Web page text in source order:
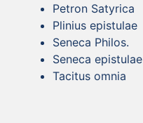
Petron Satyrica
Plinius epistulae
Seneca Philos.
Seneca epistulae
Tacitus omnia